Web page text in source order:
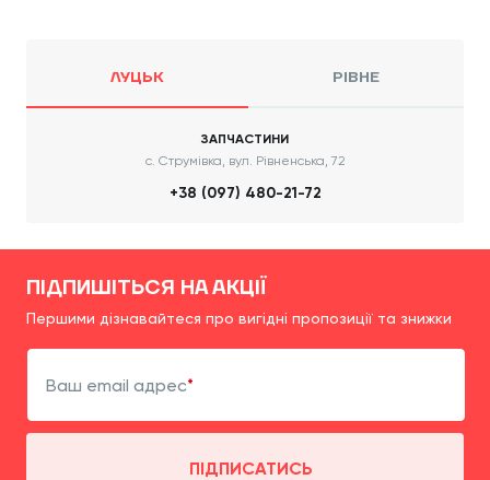
ЛУЦЬК РІВНЕ
ЗАПЧАСТИНИ
с. Струмівка, вул. Рівненська, 72
+38 (097) 480-21-72
ПІДПИШІТЬСЯ НА АКЦІЇ
Першими дізнавайтеся про вигідні пропозиції та знижки
Ваш email адрес
ПІДПИСАТИСЬ